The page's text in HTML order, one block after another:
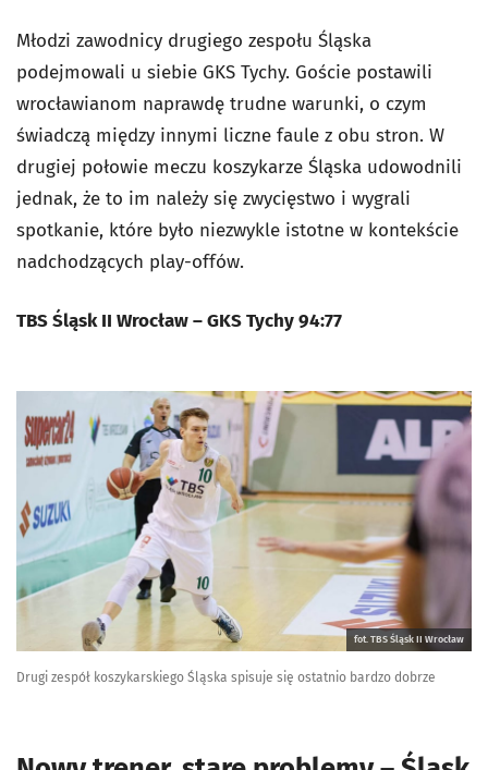
Młodzi zawodnicy drugiego zespołu Śląska
podejmowali u siebie GKS Tychy. Goście postawili
wrocławianom naprawdę trudne warunki, o czym
świadczą między innymi liczne faule z obu stron. W
drugiej połowie meczu koszykarze Śląska udowodnili
jednak, że to im należy się zwycięstwo i wygrali
spotkanie, które było niezwykle istotne w kontekście
nadchodzących play-offów.
TBS Śląsk II Wrocław – GKS Tychy 94:77
fot. TBS Śląsk II Wrocław
Drugi zespół koszykarskiego Śląska spisuje się ostatnio bardzo dobrze